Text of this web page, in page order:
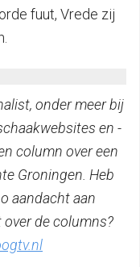
fuut, Vrede zij
onder meer bij
en -
column over een
Groningen. Heb
aandacht aan
de columns?